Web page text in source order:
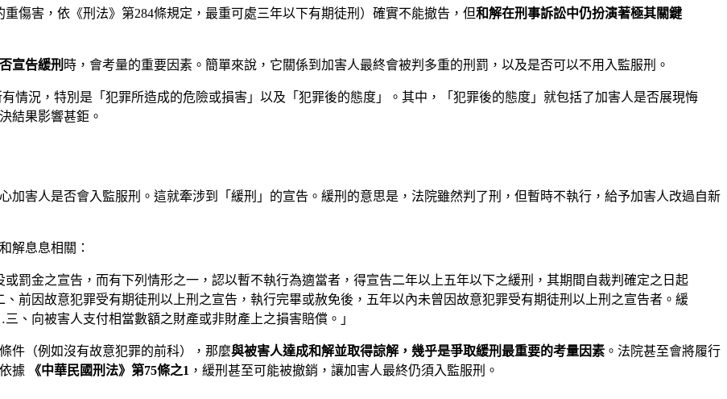
傷害，依《刑法》第284條規定，最重可處三年以下有期徒刑）確實不能撤告，但和解在刑事訴訟中仍扮演著極其關鍵
宣告緩刑 時，會考量的重要因素。簡單來說，它關係到加害人最終會被判多重的刑罰，以及是否可以不用入監服刑。
有情況，特別是「犯罪所造成的危險或損害」以及「犯罪後的態度」。其中，「犯罪後的態度」就包括了加害人是否展現悔
結果影響甚鉅。
加害人是否會入監服刑。這就牽涉到「緩刑」的宣告。緩刑的意思是，法院雖然判了刑，但暫時不執行，給予加害人改過自新
解息息相關：
或罰金之宣告，而有下列情形之一，認以暫不執行為適當者，得宣告二年以上五年以下之緩刑，其期間自裁判確定之日起
前因故意犯罪受有期徒刑以上刑之宣告，執行完畢或赦免後，五年以內未曾因故意犯罪受有期徒刑以上刑之宣告者。緩
、向被害人支付相當數額之財產或非財產上之損害賠償。」
件（例如沒有故意犯罪的前科），那麼與被害人達成和解並取得諒解，幾乎是爭取緩刑最重要的考量因素 。法院甚至會將履行
據
《中華民國刑法》第75條之1 ，緩刑甚至可能被撤銷，讓加害人最終仍須入監服刑。